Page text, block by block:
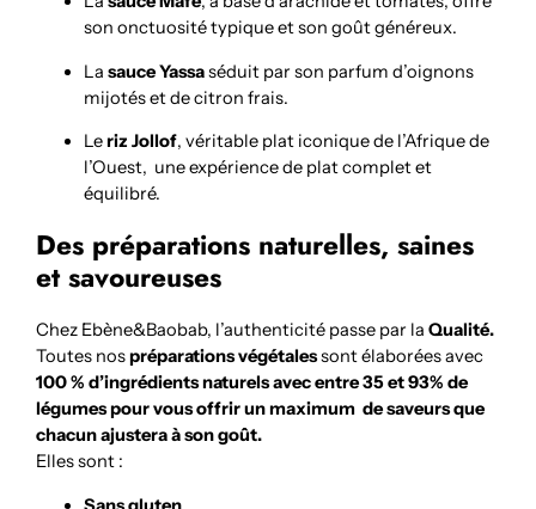
son onctuosité typique et son goût généreux.
Lasauce Yassaséduit par son parfum d’oignons
mijotés et de citron frais.
Leriz Jollof, véritable plat iconique de l’Afrique de
l’Ouest, une expérience de plat complet et
équilibré.
Des préparations naturelles, saines
et savoureuses
Chez Ebène&Baobab, l’authenticité passe par laQualité.
Toutes nospréparations végétalessont élaborées avec
100 % d’ingrédients naturels avec entre 35 et 93% de
légumes pour vous offrir un maximum de saveurs que
chacun ajustera à son goût.
Elles sont :